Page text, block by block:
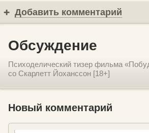
Добавить комментарий
Обсуждение
Психоделический тизер фильма
со Скарлетт Йоханссон [18+]
Новый комментарий